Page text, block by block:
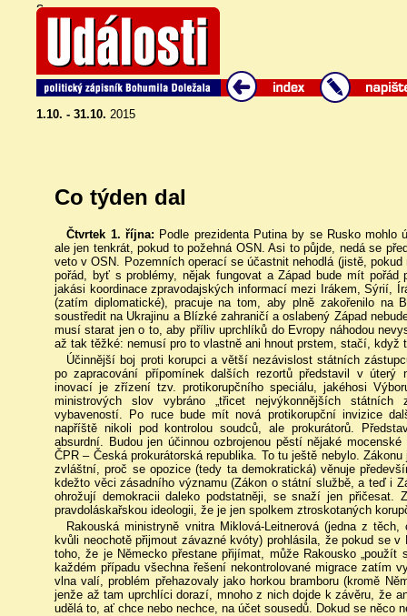
1.10. - 31.10. 2015
s
Co týden dal
Čtvrtek 1. října: Podle prezidenta Putina by se Rusko
ale jen tenkrát, pokud to požehná OSN. Asi to půjde, nedá se
veto v OSN. Pozemních operací se účastnit nehodlá (jistě,
pořád, byť s problémy, nějak fungovat a Západ bude mít
jakási koordinace zpravodajských informací mezi Irákem, Sýrií,
(zatím diplomatické), pracuje na tom, aby plně zakořenilo na
soustředit na Ukrajinu a Blízké zahraničí a oslabený Západ
musí starat jen o to, aby příliv uprchlíků do Evropy náhodou
až tak těžké: nemusí pro to vlastně ani hnout prstem, stačí, když
Účinnější boj proti korupci a větší nezávislost státních
po zapracování přípomínek dalších rezortů představil v úterý
inovací je zřízení tzv. protikorupčního speciálu, jakéhosi
ministrových slov vybráno „třicet nejvýkonnějších státních
vybaveností. Po ruce bude mít nová protikorupční invizice
napříště nikoli pod kontrolou soudců, ale prokurátorů.
absurdní. Budou jen účinnou ozbrojenou pěstí nějaké
ČPR – Česká prokurátorská republika. To tu ještě nebylo.
zvláštní, proč se opozice (tedy ta demokratická) věnuje
kdežto věci zásadního významu (Zákon o státní službě, a teď i
ohrožují demokracii daleko podstatněji, se snaží jen přičesat.
pravdoláskařskou ideologii, že je jen spolkem ztroskotaných
Rakouská ministryně vnitra Miklová-Leitnerová (jedna z
kvůli neochotě přijmout závazné kvóty) prohlásila, že pokud se
toho, že je Německo přestane přijímat, může Rakousko
každém případu všechna řešení nekontrolované migrace zatím
vlna valí, problém přehazovaly jako horkou bramboru (kromě
jenže až tam uprchlíci dorazí, mnoho z nich dojde k závěru, že
udělá to, ať chce nebo nechce, na účet sousedů. Dokud se něco